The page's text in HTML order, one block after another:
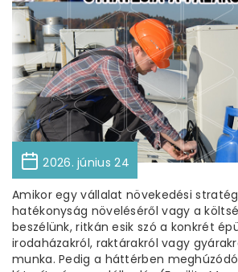
2026. június 24
Amikor egy vállalat növekedési
hatékonyság növeléséről vagy a
beszélünk, ritkán esik szó a konkrét
irodaházakról, raktárakról vagy
munka. Pedig a háttérben meghúzódó